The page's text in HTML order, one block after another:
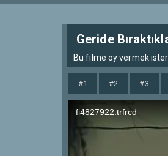
Geride
Bu filme oy vermek
#1 #2 #3